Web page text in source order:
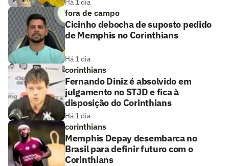
fora de campo
Cicinho debocha de suposto pedido
de Memphis no Corinthians
Há 1 dia
corinthians
Fernando Diniz é absolvido em
julgamento no STJD e fica à
disposição do Corinthians
Há 1 dia
corinthians
Memphis Depay desembarca no
Brasil para definir futuro com o
Corinthians